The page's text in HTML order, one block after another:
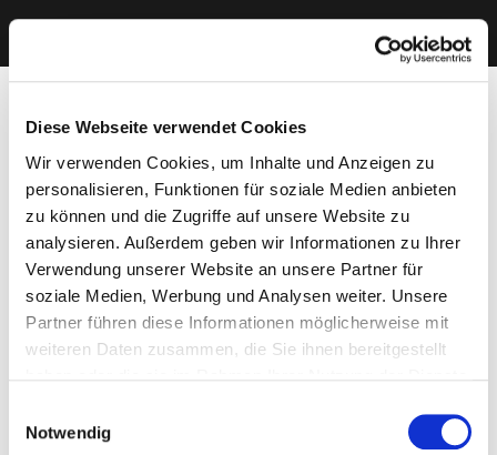
Diese Webseite verwendet Cookies
Wir verwenden Cookies, um Inhalte und Anzeigen zu
personalisieren, Funktionen für soziale Medien anbieten
zu können und die Zugriffe auf unsere Website zu
analysieren. Außerdem geben wir Informationen zu Ihrer
Verwendung unserer Website an unsere Partner für
soziale Medien, Werbung und Analysen weiter. Unsere
Partner führen diese Informationen möglicherweise mit
weiteren Daten zusammen, die Sie ihnen bereitgestellt
Cookies, wenn Sie unsere Webseite weiterhin nutzen.
Notwendig